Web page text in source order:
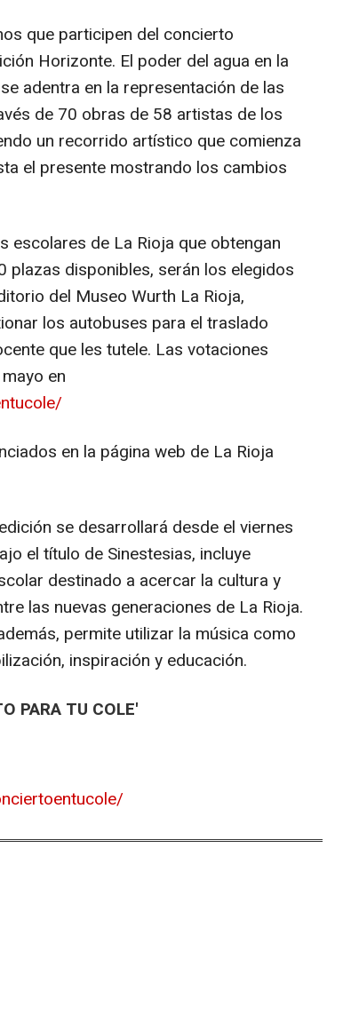
que participen del concierto
Horizonte. El poder del agua en la
adentra en la representación de las
de 70 obras de 58 artistas de los
un recorrido artístico que comienza
el presente mostrando los cambios
escolares de La Rioja que obtengan
disponibles, serán los elegidos
del Museo Wurth La Rioja,
los autobuses para el traslado
que les tutele. Las votaciones
en
en la página web de La Rioja
se desarrollará desde el viernes
el título de Sinestesias, incluye
destinado a acercar la cultura y
las nuevas generaciones de La Rioja.
permite utilizar la música como
inspiración y educación.
PARA TU COLE'